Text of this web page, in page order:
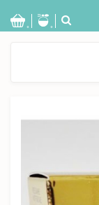
0 0